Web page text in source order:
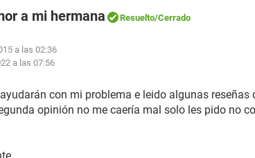
a mi hermana Resuelto/Cerrado
a las 02:36
a las 07:56
con mi problema e leido algunas reseñas
opinión no me caería mal solo les pido no